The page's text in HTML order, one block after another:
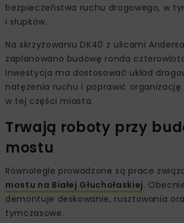
bezpieczeństwa ruchu drogowego, w
i słupków.
Na skrzyżowaniu DK40 z ulicami
zaplanowano budowę ronda
Inwestycja ma dostosować układ
natężenia ruchu i poprawić organizację
w tej części miasta.
Trwają roboty przy
mostu
Równolegle prowadzone są prace
mostu na Białej Głuchołaskiej.
demontuje deskowanie, rusztowania
tymczasowe.